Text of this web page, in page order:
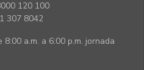
120 100
307 8042
8:00 a.m. a 6:00 p.m. jornada